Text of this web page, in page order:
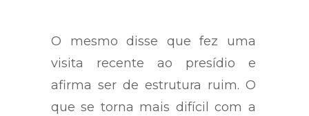
O mesmo disse que fez uma
visita recente ao presídio e
afirma ser de estrutura ruim. O
que se torna mais difícil com a